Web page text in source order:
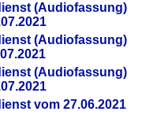
(Audiofassung)
(Audiofassung)
(Audiofassung)
vom 27.06.2021